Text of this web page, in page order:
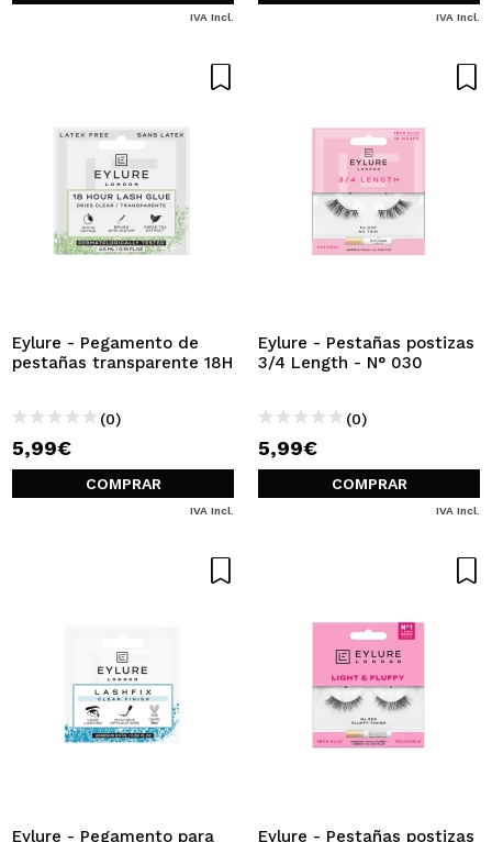
IVA Incl. IVA Incl.
Eylure - Pegamento de
pestañas transparente 18H
(0)
5,99€
COMPRAR
IVA Incl.
Eylure - Pestañas postizas
3/4 Length - N° 030
(0)
5,99€
COMPRAR
IVA Incl.
Eylure - Pegamento para
Eylure - Pestañas postizas